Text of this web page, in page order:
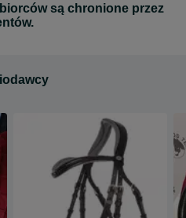
są chronione przez